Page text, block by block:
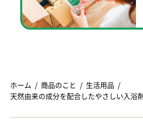
ホーム 商品のこと
生活用品
天然由来の成分を配合したやさしい入浴剤